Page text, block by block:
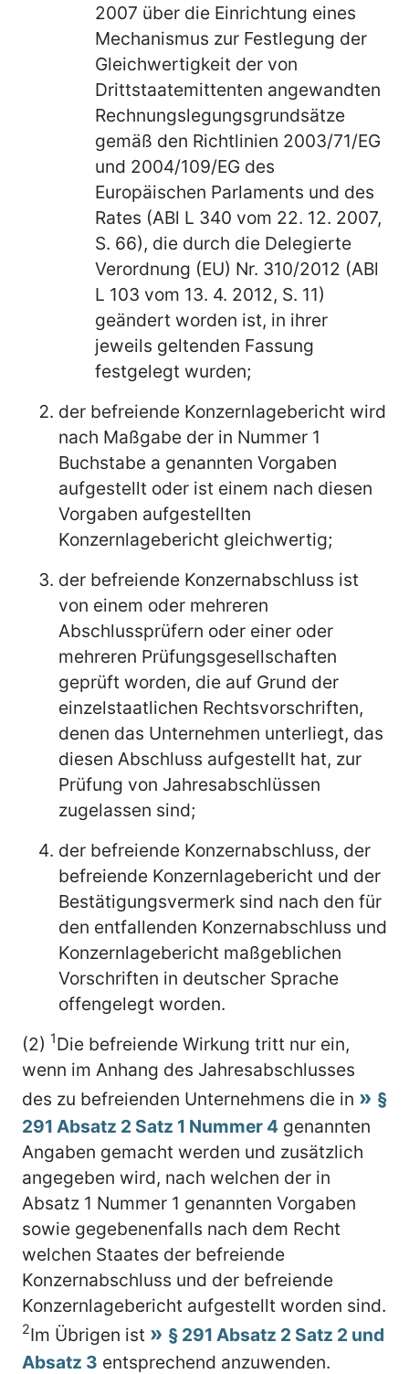
2007 über die Einrichtung eines
Mechanismus zur Festlegung der
Gleichwertigkeit der von
Drittstaatemittenten angewandten
Rechnungslegungsgrundsätze
gemäß den Richtlinien 2003/71/EG
und 2004/109/EG des
Europäischen Parlaments und des
Rates (ABl L 340 vom 22. 12. 2007,
S. 66), die durch die Delegierte
Verordnung (EU) Nr. 310/2012 (ABl
L 103 vom 13. 4. 2012, S. 11)
geändert worden ist, in ihrer
jeweils geltenden Fassung
festgelegt wurden;
der befreiende Konzernlagebericht wird
nach Maßgabe der in Nummer 1
Buchstabe a genannten Vorgaben
aufgestellt oder ist einem nach diesen
Vorgaben aufgestellten
Konzernlagebericht gleichwertig;
der befreiende Konzernabschluss ist
von einem oder mehreren
Abschlussprüfern oder einer oder
mehreren Prüfungsgesellschaften
geprüft worden, die auf Grund der
einzelstaatlichen Rechtsvorschriften,
denen das Unternehmen unterliegt, das
diesen Abschluss aufgestellt hat, zur
Prüfung von Jahresabschlüssen
zugelassen sind;
der befreiende Konzernabschluss, der
befreiende Konzernlagebericht und der
Bestätigungsvermerk sind nach den für
den entfallenden Konzernabschluss und
Konzernlagebericht maßgeblichen
Vorschriften in deutscher Sprache
offengelegt worden.
(2) 1Die befreiende Wirkung tritt nur ein,
wenn im Anhang des Jahresabschlusses
des zu befreienden Unternehmens die in
§
291 Absatz 2 Satz 1 Nummer 4 genannten
Angaben gemacht werden und zusätzlich
angegeben wird, nach welchen der in
Absatz 1 Nummer 1 genannten Vorgaben
sowie gegebenenfalls nach dem Recht
welchen Staates der befreiende
Konzernabschluss und der befreiende
Konzernlagebericht aufgestellt worden sind.
2Im Übrigen ist
§ 291 Absatz 2 Satz 2 und
Absatz 3 entsprechend anzuwenden.